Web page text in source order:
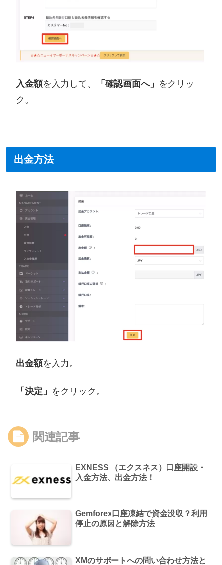
入金額を入力して、 「確認画面へ」 をクリッ
ク。
出金方法
出金額を入力。
「決定」 をクリック。
関連記事
EXNESS （エクスネス）口座開設・
入金方法、出金方法！
Gemforex口座凍結で資金没収？利用
停止の原因と解除方法
XMのサポートへの問い合わせ方法と